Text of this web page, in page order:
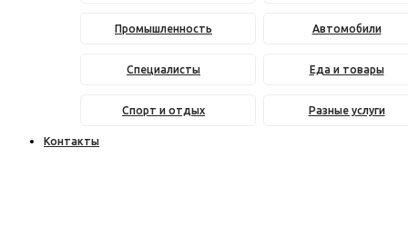
Промышленность Автомобили
Специалисты Еда и товары
Спорт и отдых Разные услуги
Контакты